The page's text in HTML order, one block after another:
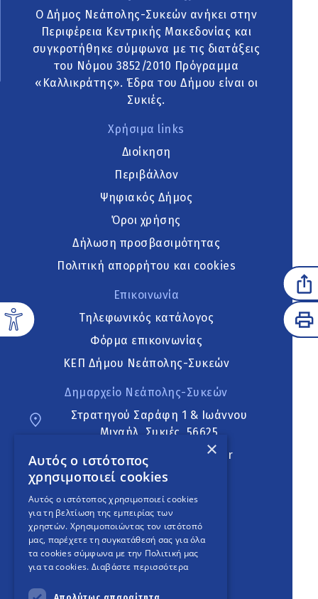
Ο Δήμος Νεάπολης-Συκεών ανήκει στην
Περιφέρεια Κεντρικής Μακεδονίας και
συγκροτήθηκε σύμφωνα με τις διατάξεις
του Νόμου 3852/2010 Πρόγραμμα
«Καλλικράτης». Έδρα του Δήμου είναι οι
Συκιές.
Χρήσιμα links
Διοίκηση
Περιβάλλον
Ψηφιακός Δήμος
Όροι χρήσης
Δήλωση προσβασιμότητας
Πολιτική απορρήτου και cookies
Επικοινωνία
Τηλεφωνικός κατάλογος
Φόρμα επικοινωνίας
ΚΕΠ Δήμου Νεάπολης-Συκεών
Δημαρχείο Νεάπολης-Συκεών
Στρατηγού Σαράφη 1 & Ιωάννου
Μιχαήλ, Συκιές, 56625
neapoli.sykies@ddt.gov.gr
Ακολουθήστε
English Version
An project
×
Αυτός ο ιστότοπος
χρησιμοποιεί cookies
Αυτός ο ιστότοπος χρησιμοποιεί cookies
για τη βελτίωση της εμπειρίας των
χρηστών. Χρησιμοποιώντας τον ιστότοπό
μας, παρέχετε τη συγκατάθεσή σας για όλα
τα cookies σύμφωνα με την Πολιτική μας
για τα cookies. Διαβάστε περισσότερα